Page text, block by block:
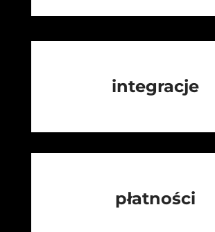
integracje
płatności